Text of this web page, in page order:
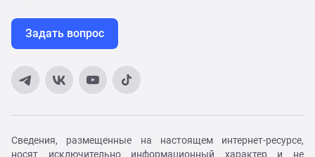
Задать вопрос
Сведения, размещенные на настоящем интернет-ресурсе,
носят исключительно информационный характер и не